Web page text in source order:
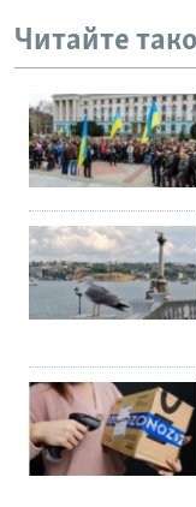
Читайте